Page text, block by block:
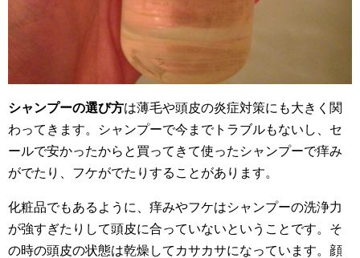
シャンプーの選び方は薄毛や頭皮の炎症対策にも大きく関
わってきます。シャンプーで今までトラブルもないし、セ
ールで安かったからと買ってきて使ったシャンプーで痒み
がでたり、フケがでたりすることがあります。
化粧品でもあるように、痒みやフケはシャンプーの洗浄力
が強すぎたりして頭皮に合っていないということです。そ
の時の頭皮の状態は乾燥してカサカサになっています。顔